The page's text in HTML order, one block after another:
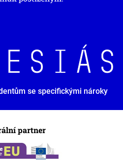
se specifickými nároky
partner